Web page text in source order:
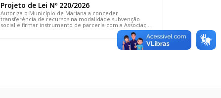
Projeto de Lei Nº 220/2026
Autoriza o Município de Mariana a conceder
transferência de recursos na modalidade subvenção
social e firmar instrumento de parceria com a Associação
Comunitária Cãodomínio e dá outras providências